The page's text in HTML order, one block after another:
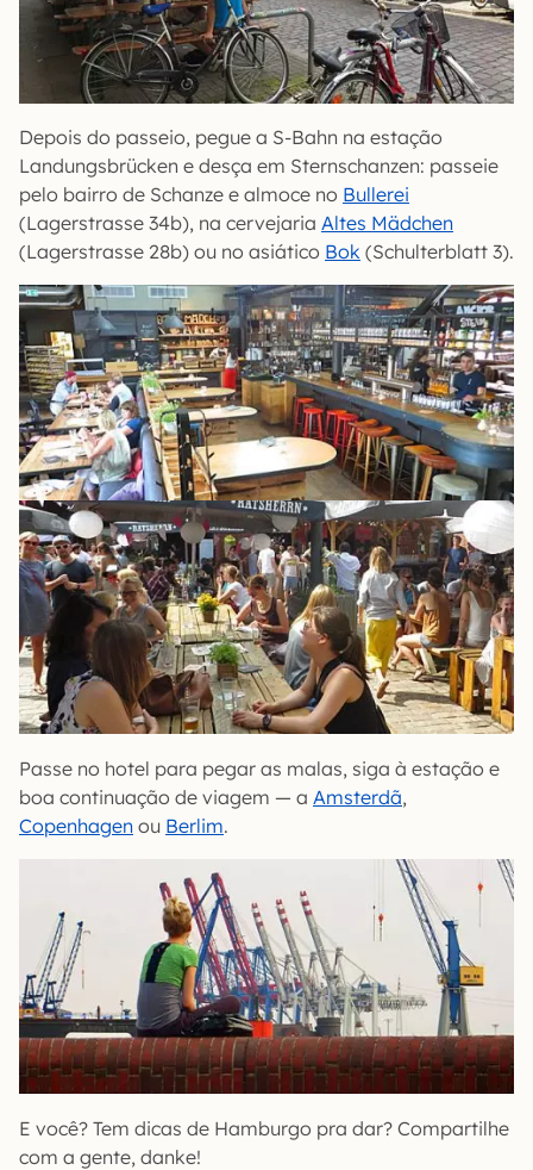
Depois do passeio, pegue a S-Bahn na estação
Landungsbrücken e desça em Sternschanzen: passeie
pelo bairro de Schanze e almoce no Bullerei
(Lagerstrasse 34b), na cervejaria Altes Mädchen
(Lagerstrasse 28b) ou no asiático Bok (Schulterblatt 3).
Passe no hotel para pegar as malas, siga à estação e
boa continuação de viagem — a Amsterdã,
Copenhagen ou Berlim.
E você? Tem dicas de Hamburgo pra dar? Compartilhe
com a gente, danke!